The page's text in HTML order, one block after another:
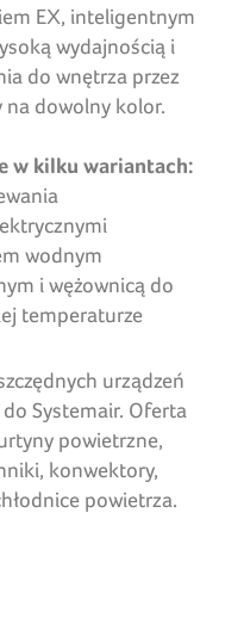
EX, inteligentnym
wydajnością i
do wnętrza przez
dowolny kolor.
w kilku wariantach:
wodnym
i wężownicą do
temperaturze
urządzeń
Systemair. Oferta
powietrzne,
konwektory,
powietrza.